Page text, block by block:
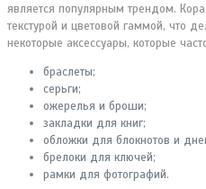
является популярным трендом.
текстурой и цветовой гаммой, что
некоторые аксессуары, которые
браслеты;
серьги;
ожерелья и броши;
закладки для книг;
обложки для блокнотов и
брелоки для ключей;
рамки для фотографий.